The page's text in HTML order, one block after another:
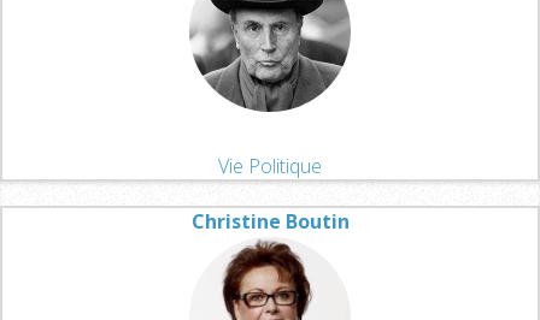
Vie Politique
Christine Boutin